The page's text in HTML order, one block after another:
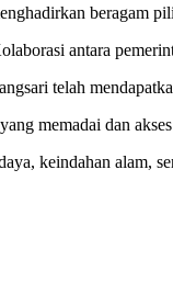
beragam
antara
telah
memadai dan
keindahan alam,